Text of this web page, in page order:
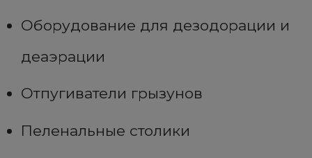
Оборудование для дезодорации и
деаэрации
Отпугиватели грызунов
Пеленальные столики